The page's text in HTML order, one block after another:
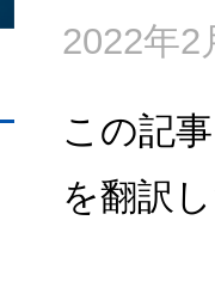
2022年2
この記
を翻訳